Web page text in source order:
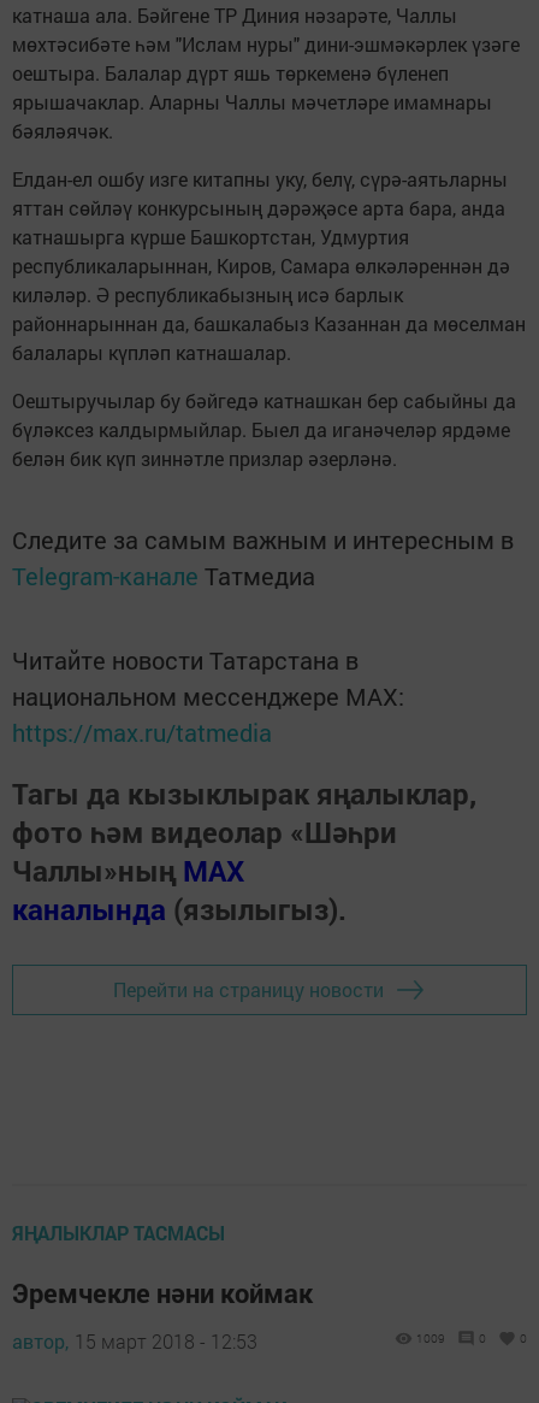
катнаша ала. Бәйгене ТР Диния нәзарәте, Чаллы
мөхтәсибәте һәм "Ислам нуры" дини-эшмәкәрлек үзәге
оештыра. Балалар дүрт яшь төркеменә бүленеп
ярышачаклар. Аларны Чаллы мәчетләре имамнары
бәяләячәк.
Елдан-ел ошбу изге китапны уку, белү, сүрә-аятьларны
яттан сөйләү конкурсының дәрәҗәсе арта бара, анда
катнашырга күрше Башкортстан, Удмуртия
республикаларыннан, Киров, Самара өлкәләреннән дә
киләләр. Ә республикабызның исә барлык
районнарыннан да, башкалабыз Казаннан да мөселман
балалары күпләп катнашалар.
Оештыручылар бу бәйгедә катнашкан бер сабыйны да
бүләксез калдырмыйлар. Быел да иганәчеләр ярдәме
белән бик күп зиннәтле призлар әзерләнә.
Следите за самым важным и интересным в
Telegram-канале Татмедиа
Читайте новости Татарстана в
национальном мессенджере MАХ:
https://max.ru/tatmedia
Тагы да кызыклырак яңалыклар,
фото һәм видеолар «Шәһри
Чаллы»ның MAX
каналында (язылыгыз).
Перейти на страницу новости
ЯҢАЛЫКЛАР ТАСМАСЫ
Эремчекле нәни коймак
автор, 15 март 2018 - 12:53 1009 0 0